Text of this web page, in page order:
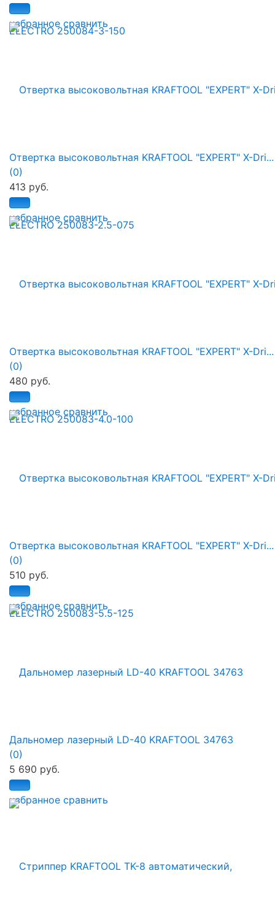
избранное сравнить
избранное сравнить
Отвертка высоковольтная KRAFTOOL "EXPERT" X-Dri...
(0)
413 руб.
избранное сравнить
Отвертка высоковольтная KRAFTOOL "EXPERT" X-Dri...
(0)
480 руб.
избранное сравнить
Отвертка высоковольтная KRAFTOOL "EXPERT" X-Dri...
(0)
510 руб.
избранное сравнить
Дальномер лазерный LD-40 KRAFTOOL 34763
(0)
5 690 руб.